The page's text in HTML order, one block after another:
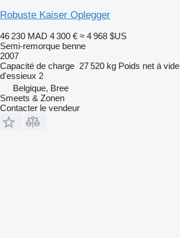
Robuste Kaiser Oplegger
46 230 MAD 4 300 € ≈ 4 968 $US
Semi-remorque benne
2007
Capacité de charge 27 520 kg Poids net à vide
d'essieux 2
Belgique, Bree
Smeets & Zonen
Contacter le vendeur